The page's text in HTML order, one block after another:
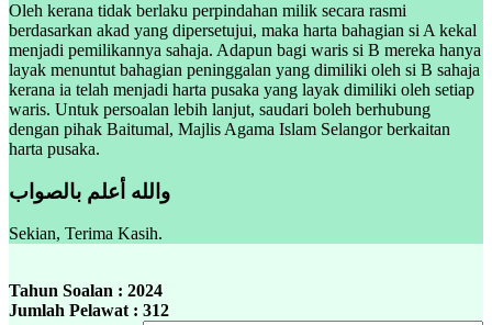
Oleh kerana tidak berlaku perpindahan milik secara rasmi
berdasarkan akad yang dipersetujui, maka harta bahagian si A kekal
menjadi pemilikannya sahaja. Adapun bagi waris si B mereka hanya
layak menuntut bahagian peninggalan yang dimiliki oleh si B sahaja
kerana ia telah menjadi harta pusaka yang layak dimiliki oleh setiap
waris. Untuk persoalan lebih lanjut, saudari boleh berhubung
dengan pihak Baitumal, Majlis Agama Islam Selangor berkaitan
harta pusaka.
والله أعلم بالصواب
Sekian, Terima Kasih.
Tahun Soalan : 2024
Jumlah Pelawat : 312